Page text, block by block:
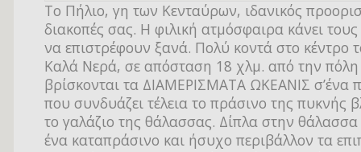
Το Πήλιο, γη των Κενταύρων, ιδανικός
διακοπές σας. Η φιλική ατμόσφαιρα κάνει τους
να επιστρέφουν ξανά. Πολύ κοντά στο κέντρο
Καλά Νερά, σε απόσταση 18 χλμ. από την
βρίσκονται τα ΔΙΑΜΕΡΙΣΜΑΤΑ ΩΚΕΑΝΙΣ σ’ένα
που συνδυάζει τέλεια το πράσινο της πυκνής
το γαλάζιο της θάλασσας. Δίπλα στην
ένα καταπράσινο και ήσυχο περιβάλλον τα